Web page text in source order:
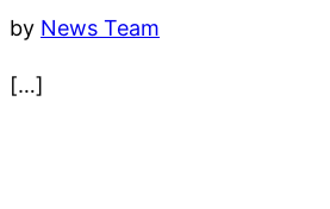
by News Team
[…]